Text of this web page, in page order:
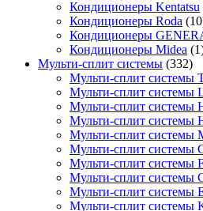
Кондиционеры Kentatsu
Кондиционеры Roda
Кондиционеры
Кондиционеры Midea
Мульти-сплит системы (332)
Мульти-сплит системы
Мульти-сплит системы
Мульти-сплит системы
Мульти-сплит системы
Мульти-сплит системы
Мульти-сплит системы
Мульти-сплит системы
Мульти-сплит системы
Мульти-сплит системы
Мульти-сплит системы